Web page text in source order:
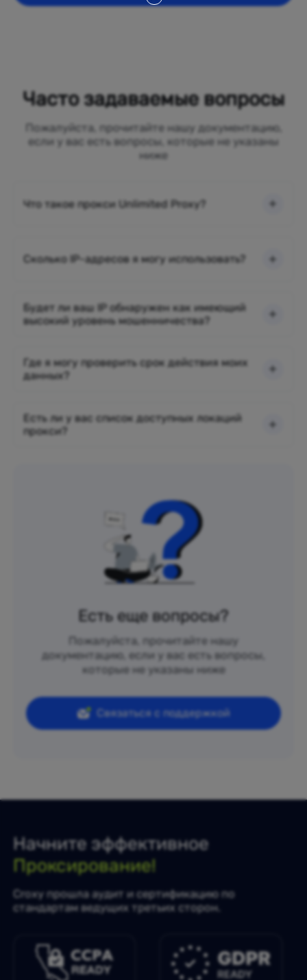
Часто задаваемые вопросы
Пожалуйста, прочитайте нашу документацию,
если у вас есть вопросы, которые не указаны
ниже
Что такое прокси Unlimited Proxy?
Сколько IP-адресов я могу использовать?
Будет ли ваш IP обнаружен как имеющий
высокий уровень мошенничества?
Где я могу проверить срок действия моих
данных?
Есть ли у вас список доступных локаций
прокси?
Есть еще вопросы?
Пожалуйста, прочитайте нашу
документацию, если у вас есть вопросы,
которые не указаны ниже
Связаться с поддержкой
Начните эффективное
Проксирование!
Croxy прошла аудит и сертификацию по
стандартам ведущих третьих сторон.